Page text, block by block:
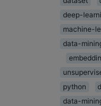
deep-
machine-
data-
python
data-